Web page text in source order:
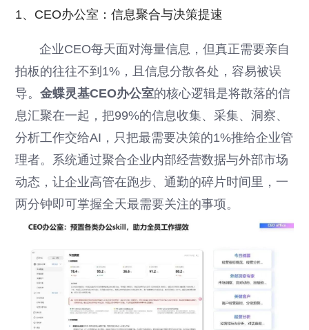
1、CEO办公室：信息聚合与决策提速
企业CEO每天面对海量信息，但真正需要亲自
拍板的往往不到1%，且信息分散各处，容易被误
导。金蝶灵基CEO办公室的核心逻辑是将散落的信
息汇聚在一起，把99%的信息收集、采集、洞察、
分析工作交给AI，只把最需要决策的1%推给企业管
理者。系统通过聚合企业内部经营数据与外部市场
动态，让企业高管在跑步、通勤的碎片时间里，一
两分钟即可掌握全天最需要关注的事项。